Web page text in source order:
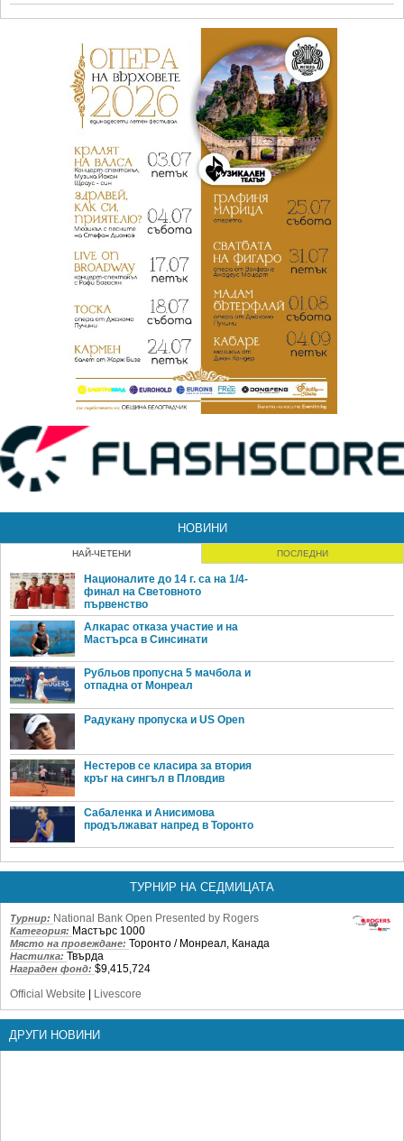
НОВИНИ
НАЙ-ЧЕТЕНИ ПОСЛЕДНИ
Националите до 14 г. са на 1/4-
финал на Световното
първенство
Алкарас отказа участие и на
Мастърса в Синсинати
Рубльов пропусна 5 мачбола и
отпадна от Монреал
Радукану пропуска и US Open
Нестеров се класира за втория
кръг на сингъл в Пловдив
Сабаленка и Анисимова
продължават напред в Торонто
ТУРНИР НА СЕДМИЦАТА
Турнир: National Bank Open Presented by Rogers
Категория: Мастърс 1000
Място на провеждане: Торонто / Монреал, Канада
Настилка: Твърда
Награден фонд: $9,415,724
Official Website
Livescore
ДРУГИ НОВИНИ